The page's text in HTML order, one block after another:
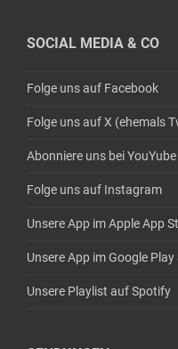
SOCIAL MEDIA & CO
Folge uns auf Facebook
Folge uns auf X (ehemals
Abonniere uns bei YouYube
Folge uns auf Instagram
Unsere App im Apple App
Unsere App im Google Play
Unsere Playlist auf Spotify